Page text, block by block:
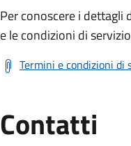
Per conoscere i dettagli
e le condizioni di
Termini e condizioni di
Contatti